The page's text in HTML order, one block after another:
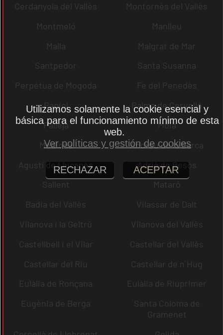
Cerdanyola del Vallès
Montornès del Vallès
Montmeló
Manlleu
Malla
Malgrat de Mar
Santpedor
Santa Susanna
Perpètua de Mogoda
Fe del Penedès
Papiol
Palma de Cervelló
Pallejà
Moià
Mediona
Andreu de la Barca
Agustí de Lluçanès
Adrià de Besòs
Sallent
Mataró
Badia del Vallès
Vilassar de Dalt
Vilanova i la Geltrú
Vilanova del Vallès
Castellbell i el Vilar
Castellar del Vallès
Castellar del Riu
Castellar de n´Hug
Eulàlia de Ronçana
Eulàlia de Riuprimer
Eugènia de Berga
Santa Coloma de
Gramenet
Utilizamos solamente la cookie esencial y
básica para el funcionamiento mínimo de esta
web.
Ver políticas y gestión de cookies
RECHAZAR ACEPTAR